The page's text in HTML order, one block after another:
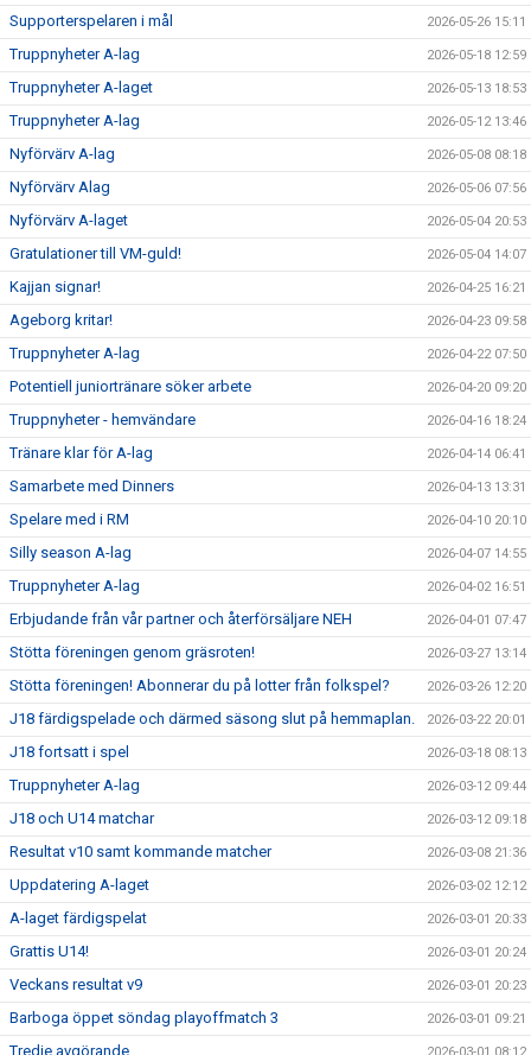
Supporterspelaren i mål 2026-05-26 15:11
Truppnyheter A-lag 2026-05-18 12:59
Truppnyheter A-laget 2026-05-13 18:53
Truppnyheter A-lag 2026-05-12 13:46
Nyförvärv A-lag 2026-05-08 08:18
Nyförvärv Alag 2026-05-06 07:56
Nyförvärv A-laget 2026-05-04 20:53
Gratulationer till VM-guld! 2026-05-04 14:07
Kajjan signar! 2026-04-25 16:21
Ageborg kritar! 2026-04-23 09:58
Truppnyheter A-lag 2026-04-22 07:50
Potentiell juniortränare söker arbete 2026-04-20 09:20
Truppnyheter - hemvändare 2026-04-16 18:24
Tränare klar för A-lag 2026-04-14 06:41
Samarbete med Dinners 2026-04-13 13:31
Spelare med i RM 2026-04-10 20:10
Silly season A-lag 2026-04-07 14:55
Truppnyheter A-lag 2026-04-02 16:51
Erbjudande från vår partner och återförsäljare NEH 2026-04-01 07:47
Stötta föreningen genom gräsroten! 2026-03-27 13:14
Stötta föreningen! Abonnerar du på lotter från folkspel? 2026-03-26 12:20
J18 färdigspelade och därmed säsong slut på hemmaplan. 2026-03-22 20:01
J18 fortsatt i spel 2026-03-18 08:13
Truppnyheter A-lag 2026-03-12 09:44
J18 och U14 matchar 2026-03-12 09:18
Resultat v10 samt kommande matcher 2026-03-08 21:36
Uppdatering A-laget 2026-03-02 12:12
A-laget färdigspelat 2026-03-01 20:33
Grattis U14! 2026-03-01 20:24
Veckans resultat v9 2026-03-01 20:23
Barboga öppet söndag playoffmatch 3 2026-03-01 09:21
Tredje avgörande